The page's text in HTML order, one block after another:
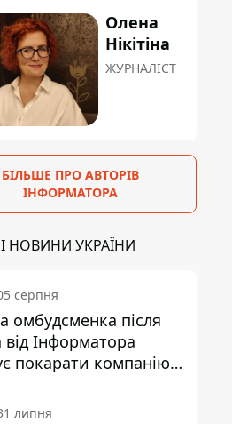
Олена
Нікітіна
ЖУРНАЛІСТ
БІЛЬШЕ ПРО АВТОРІВ
ІНФОРМАТОРА
НОВИНИ УКРАЇНИ
серпня
омбудсменка після
від Інформатора
покарати компанію-
ПриватБанку
липня